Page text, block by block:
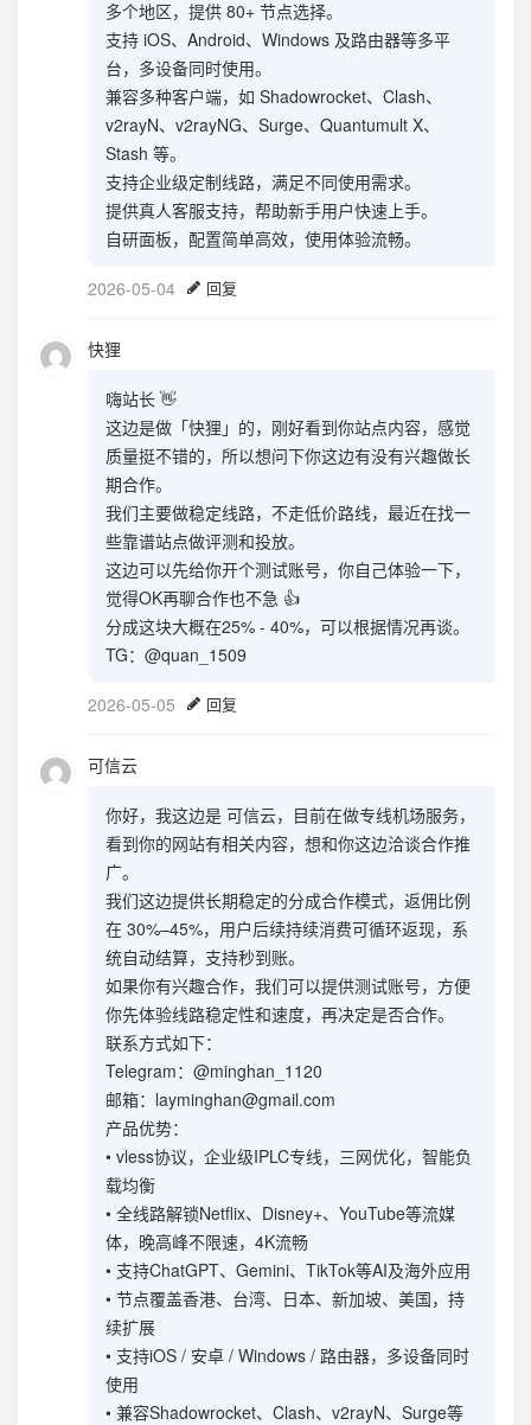
多个地区，提供 80+ 节点选择。
支持 iOS、Android、Windows 及路由器等多平
台，多设备同时使用。
兼容多种客户端，如 Shadowrocket、Clash、
v2rayN、v2rayNG、Surge、Quantumult X、
Stash 等。
支持企业级定制线路，满足不同使用需求。
提供真人客服支持，帮助新手用户快速上手。
自研面板，配置简单高效，使用体验流畅。
2026-05-04 回复
快狸
嗨站长 👋
这边是做「快狸」的，刚好看到你站点内容，感觉
质量挺不错的，所以想问下你这边有没有兴趣做长
期合作。
我们主要做稳定线路，不走低价路线，最近在找一
些靠谱站点做评测和投放。
这边可以先给你开个测试账号，你自己体验一下，
觉得OK再聊合作也不急 👍
分成这块大概在25% - 40%，可以根据情况再谈。
TG：@quan_1509
2026-05-05 回复
可信云
你好，我这边是 可信云，目前在做专线机场服务，
看到你的网站有相关内容，想和你这边洽谈合作推
广。
我们这边提供长期稳定的分成合作模式，返佣比例
在 30%–45%，用户后续持续消费可循环返现，系
统自动结算，支持秒到账。
如果你有兴趣合作，我们可以提供测试账号，方便
你先体验线路稳定性和速度，再决定是否合作。
联系方式如下：
Telegram：@minghan_1120
邮箱： layminghan@gmail.com
产品优势：
• vless协议，企业级IPLC专线，三网优化，智能负
载均衡
• 全线路解锁Netflix、Disney+、YouTube等流媒
体，晚高峰不限速，4K流畅
• 支持ChatGPT、Gemini、TikTok等AI及海外应用
• 节点覆盖香港、台湾、日本、新加坡、美国，持
续扩展
• 支持iOS / 安卓 / Windows / 路由器，多设备同时
使用
• 兼容Shadowrocket、Clash、v2rayN、Surge等